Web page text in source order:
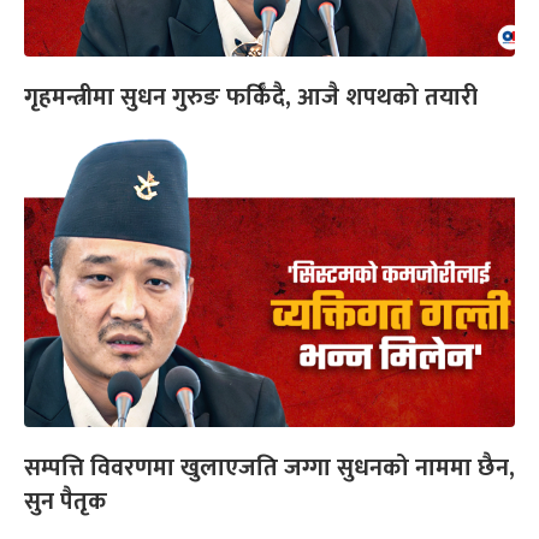
गृहमन्त्रीमा सुधन गुरुङ फर्किँदै, आजै शपथको तयारी
सम्पत्ति विवरणमा खुलाएजति जग्गा सुधनको नाममा छैन,
सुन पैतृक